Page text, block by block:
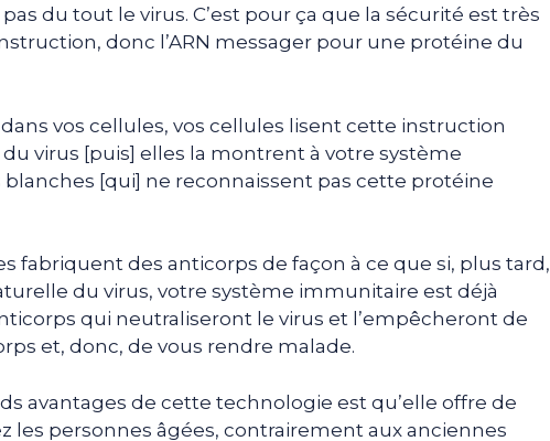
du tout le virus. C’est pour ça que la sécurité est très
donc l’ARN messager pour une protéine du
vos cellules, vos cellules lisent cette instruction
virus [puis] elles la montrent à votre système
[qui] ne reconnaissent pas cette protéine
fabriquent des anticorps de façon à ce que si, plus tard,
du virus, votre système immunitaire est déjà
qui neutraliseront le virus et l’empêcheront de
et, donc, de vous rendre malade.
avantages de cette technologie est qu’elle offre de
les personnes âgées, contrairement aux anciennes